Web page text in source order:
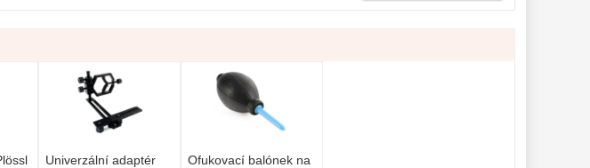
Univerzální adaptér
Ofukovací balónek na